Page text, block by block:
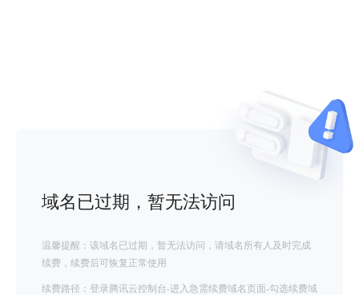
域名已过期，暂无法访问
温馨提醒：该域名已过期，暂无法访问，请域名所有人及时完成
续费，续费后可恢复正常使用
续费路径：登录腾讯云控制台-进入急需续费域名页面-勾选续费域